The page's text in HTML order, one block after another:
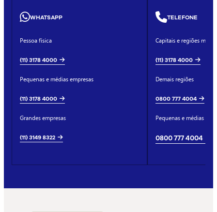
WHATSAPP
Pessoa física
(11) 3178 4000
Pequenas e médias empresas
(11) 3178 4000
Grandes empresas
(11) 3149 8322
TELEFONE
Capitais e regiões
(11) 3178 4000
Demais regiões
0800 777 4004
Pequenas e médias
0800 777 4004